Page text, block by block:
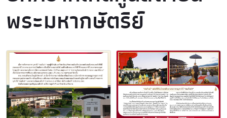
พระมหากษัตริย์